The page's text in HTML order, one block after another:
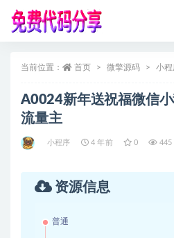
当前位置： 首页 微擎源码 小程
A0024新年送祝福微信
流量主
小程序 4 年前 0 445
资源信息
普通